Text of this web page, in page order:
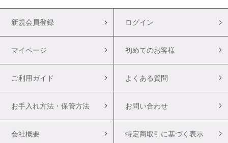
新規会員登録 ログイン
マイページ 初めてのお客様
ご利用ガイド よくある質問
お手入れ方法・保管方法 お問い合わせ
会社概要 特定商取引に基づく表示